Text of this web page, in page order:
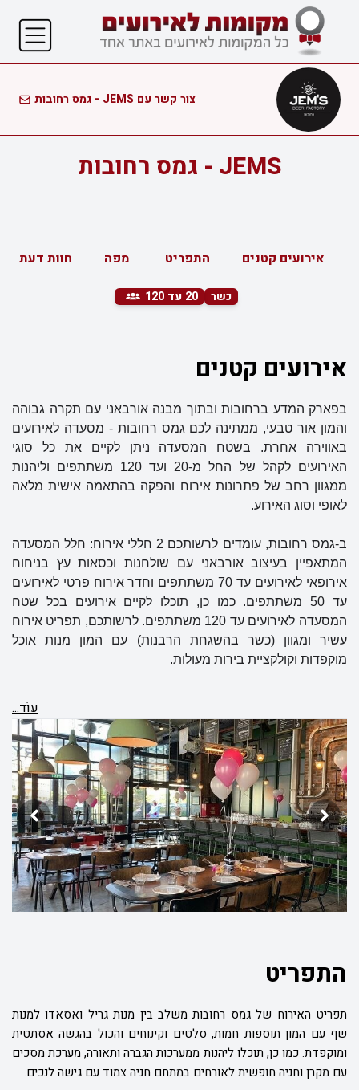
צור קשר עם JEMS - גמס רחובות
JEMS - גמס רחובות
אירועים קטנים התפריט מפה חוות דעת
כשר 20 עד 120
אירועים קטנים
בפארק המדע ברחובות ובתוך מבנה אורבאני עם תקרה גבוהה
והמון אור טבעי, ממתינה לכם גמס רחובות - מסעדה לאירועים
באווירה אחרת. בשטח המסעדה ניתן לקיים את כל סוגי
האירועים לקהל של החל מ-20 ועד 120 משתתפים
וליהנות
ממגוון רחב של פתרונות אירוח והפקה בהתאמה אישית מלאה
לאופי וסוג האירוע.
ב-גמס רחובות, עומדים לרשותכם 2 חללי אירוח: חלל המסעדה
המתאפיין בעיצוב אורבאני עם שולחנות וכסאות עץ בניחוח
אירופאי לאירועים עד 70 משתתפים וחדר אירוח פרטי לאירועים
עד 50 משתתפים. כמו כן, תוכלו לקיים אירועים בכל שטח
המסעדה לאירועים עד 120 משתתפים. לרשותכם, תפריט אירוח
עשיר ומגוון (כשר בהשגחת הרבנות) עם המון מנות אוכל
מוקפדות וקולקציית בירות מעולות.
עוֹד...
התפריט
תפריט האירוח של גמס רחובות משלב בין מנות גריל ואסאדו למנות
שף עם המון תוספות חמות, סלטים וקינוחים והכול בהגשה אסתטית
ומוקפדת. כמו כן, תוכלו ליהנות ממערכות הגברה ותאורה, מערכת מסכים
עם מקרן וחניה חופשית לאורחים במתחם חניה צמוד עם גישה לנכים.